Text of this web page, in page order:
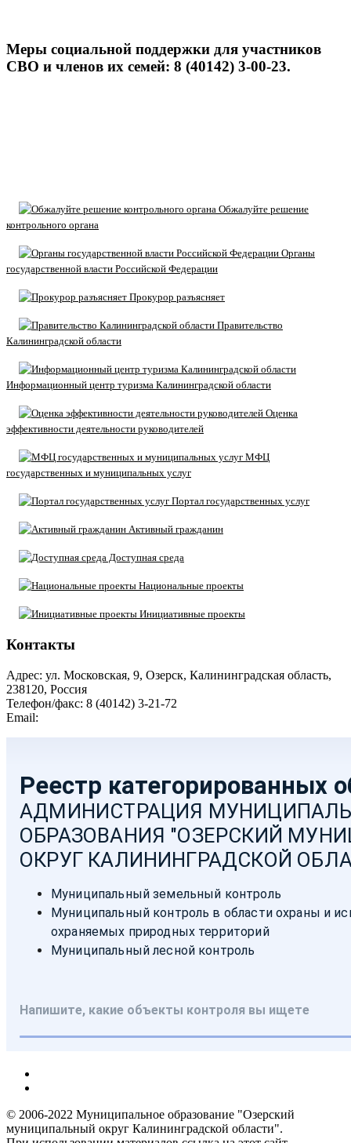
Меры социальной поддержки для участников
СВО и членов их семей: 8 (40142) 3-00-23.
Обжалуйте решение
контрольного органа
Органы
государственной власти Российской Федерации
Прокурор разъясняет
Правительство
Калининградской области
Информационный центр туризма Калининградской области
Оценка
эффективности деятельности руководителей
МФЦ
государственных и муниципальных услуг
Портал государственных услуг
Активный гражданин
Доступная среда
Национальные проекты
Инициативные проекты
Контакты
Адрес: ул. Московская, 9, Озерск, Калининградская область,
238120, Россия
Телефон/факс: 8 (40142) 3-21-72
Email:
© 2006-2022 Муниципальное образование "Озерский
муниципальный округ Калининградской области".